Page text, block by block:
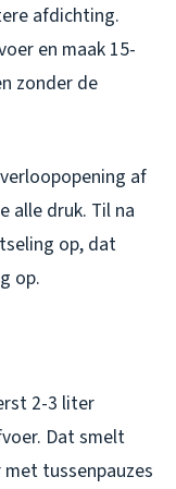
afdichting.
en maak 15-
zonder de
af
alle druk. Til na
op, dat
op.
2-3 liter
Dat smelt
tussenpauzes